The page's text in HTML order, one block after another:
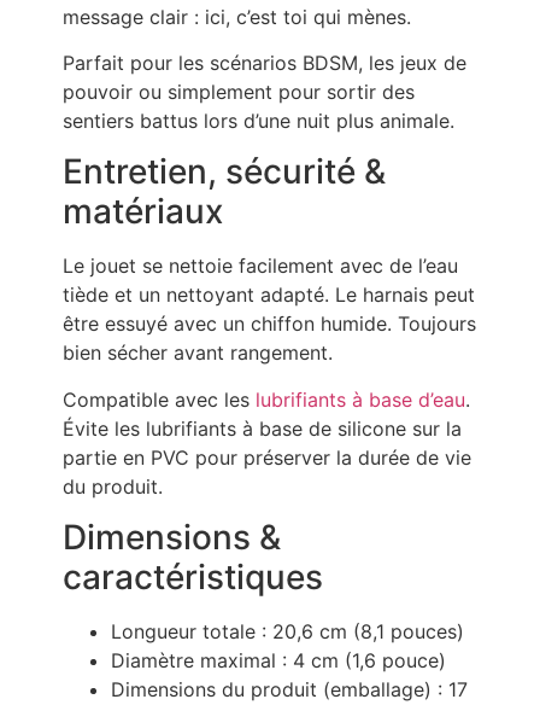
message clair : ici, c’est toi qui mènes.
Parfait pour les scénarios BDSM, les jeux de
pouvoir ou simplement pour sortir des
sentiers battus lors d’une nuit plus animale.
Entretien, sécurité &
matériaux
Le jouet se nettoie facilement avec de l’eau
tiède et un nettoyant adapté. Le harnais peut
être essuyé avec un chiffon humide. Toujours
bien sécher avant rangement.
Compatible avec les lubrifiants à base d’eau.
Évite les lubrifiants à base de silicone sur la
partie en PVC pour préserver la durée de vie
du produit.
Dimensions &
caractéristiques
Longueur totale : 20,6 cm (8,1 pouces)
Diamètre maximal : 4 cm (1,6 pouce)
Dimensions du produit (emballage) : 17